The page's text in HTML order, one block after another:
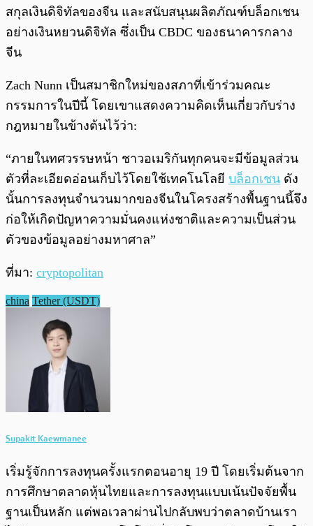
สกุลเงินดิจิทัลของจีน และสนับสนุนผลิตภัณฑ์บล็อกเชน
อย่างเงินหยวนดิจิทัล ซึ่งเป็น CBDC ของธนาคารกลาง
จีน
Zach Nunn เป็นสมาชิกใหม่ของสภาที่เข้าร่วมคณะ
กรรมการในปีนี้ โดยเขาแสดงความคิดเห็นเกี่ยวกับร่าง
กฎหมายในข้างต้นไว้ว่า:
“ภายในทศวรรษหน้า ชาวอเมริกันทุกคนจะมีข้อมูลส่วน
ตัวที่ละเอียดอ่อนเก็บไว้โดยใช้เทคโนโลยี บล็อกเชน ดัง
นั้นการลงทุนจำนวนมากของจีนในโครงสร้างพื้นฐานนี้จึง
ก่อให้เกิดปัญหาความมั่นคงแห่งชาติและความเป็นส่วน
ตัวของข้อมูลอย่างมหาศาล”
ที่มา: cryptopolitan
china Tether (USDT)
Supakit Kaewmanee
เริ่มรู้จักการลงทุนครั้งแรกตอนอายุ 19 ปี โดยเริ่มต้นจาก
การศึกษาตลาดหุ้นไทยและการลงทุนแบบเน้นปัจจัยพื้น
ฐานเป็นหลัก แต่พอเวลาผ่านไปกลับพบว่าตลาดบ้านเรา